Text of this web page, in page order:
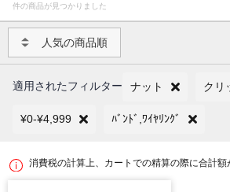
件の商品が見つかりました
人気の商品順
適用されたフィルター ナット クリ
¥0-¥4,999 ﾊﾞﾝﾄﾞ,ﾜｲﾔﾘﾝｸﾞ
消費税の計算上、カートでの精算の際に合計額